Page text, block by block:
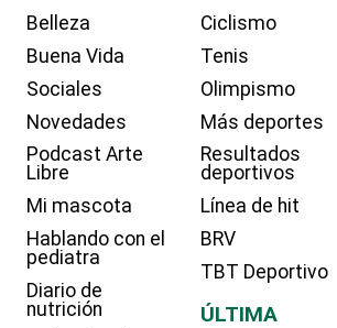
Belleza
Buena Vida
Sociales
Novedades
Podcast Arte
Libre
Mi mascota
Hablando con el
pediatra
Diario de
nutrición
Ciclismo
Tenis
Olimpismo
Más deportes
Resultados
deportivos
Línea de hit
BRV
TBT Deportivo
ÚLTIMA